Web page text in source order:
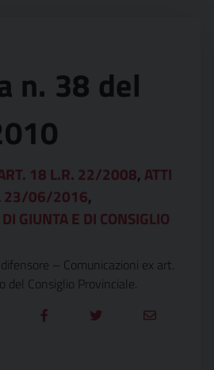
n. 38 del
18 L.R. 22/2008, ATTI
23/06/2016,
GIUNTA E DI CONSIGLIO
– Comunicazioni ex art.
del Consiglio Provinciale.